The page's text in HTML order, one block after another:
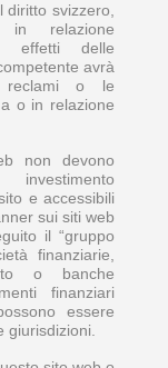
diritto svizzero,
in relazione
effetti delle
avrà
reclami o le
o in relazione
non devono
e accessibili
sui siti web
il “gruppo
finanziarie,
o banche
finanziari
essere